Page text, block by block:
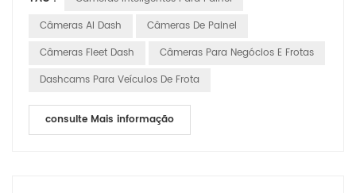
completas para frota operações. As câmeras inteligentes
para veícu...
Câmeras AI Dash
Câmeras De Painel
Câmeras Fleet Dash
Câmeras Para Negócios E Frotas
Dashcams Para Veículos De Frota
consulte Mais informação